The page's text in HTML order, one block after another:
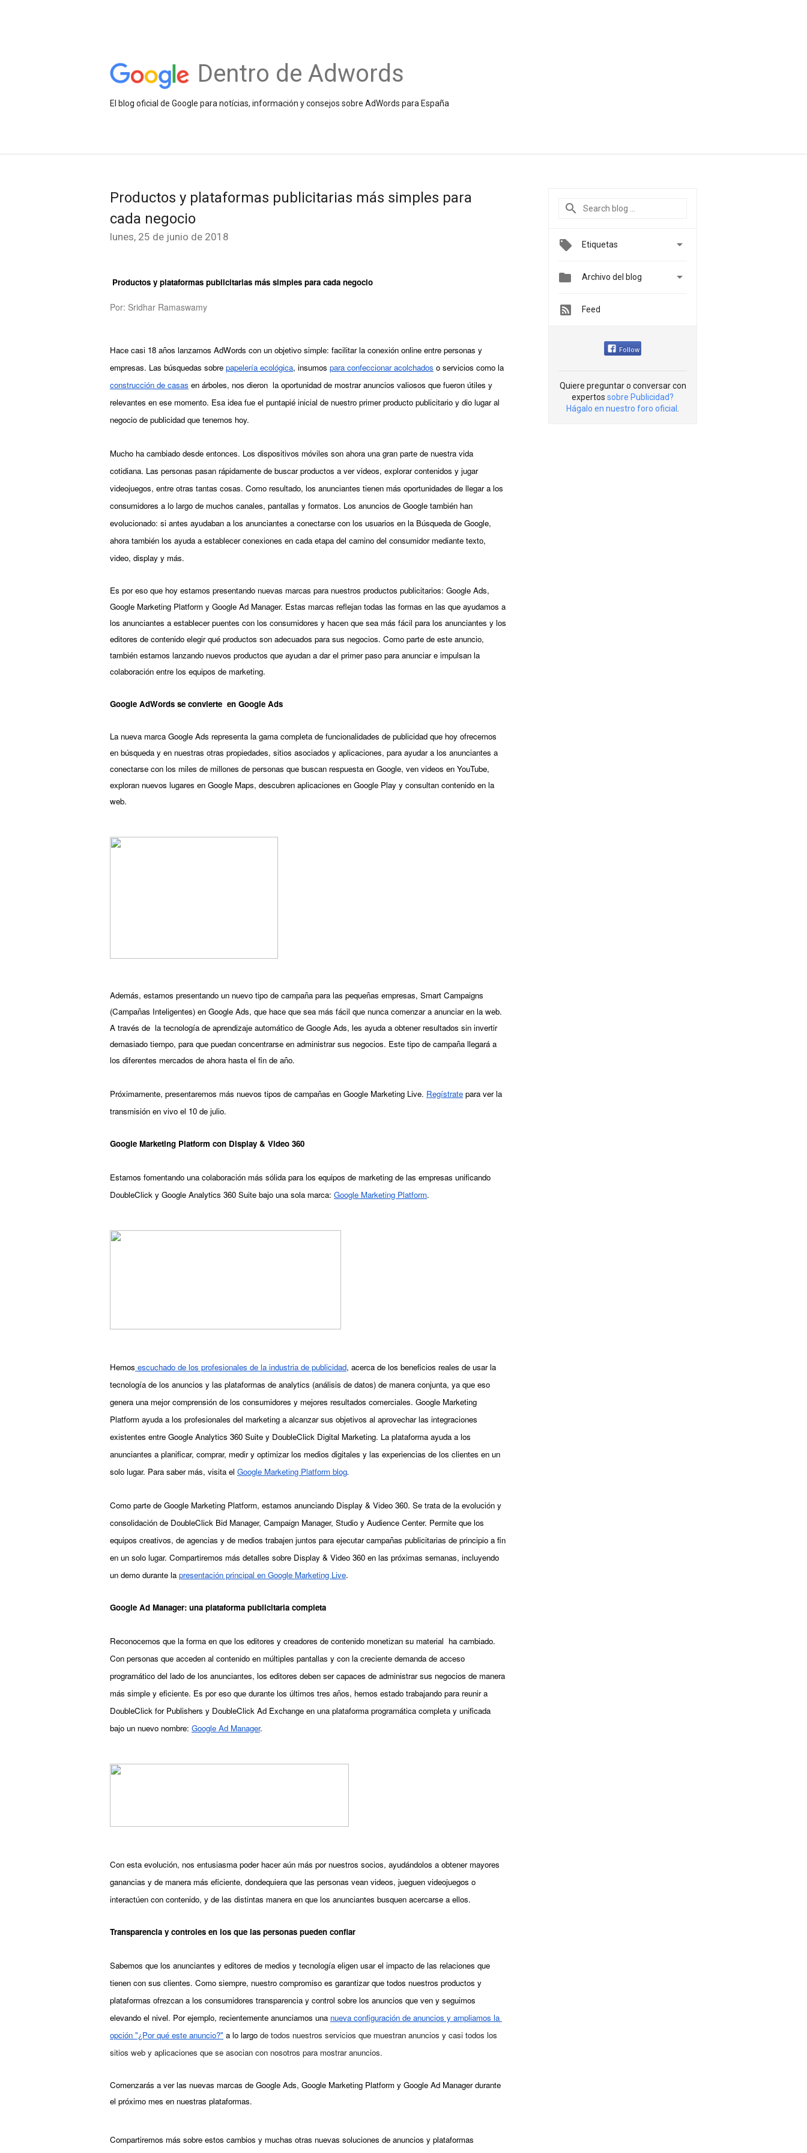
Dentro de Adwords
El blog oficial de Google para notícias, información y consejos sobre AdWords para España
Productos y plataformas publicitarias más simples para
cada negocio
lunes, 25 de junio de 2018
Productos y plataformas publicitarias más simples para cada negocio
Por: Sridhar Ramaswamy
Hace casi 18 años lanzamos AdWords con un objetivo simple: facilitar la conexión online entre personas y
empresas. Las búsquedas sobre papelería ecológica, insumos para confeccionar acolchados o servicios como
la
construcción de casas en árboles, nos dieron  la oportunidad de mostrar anuncios valiosos que fueron útiles y
relevantes en ese momento. Esa idea fue el puntapié inicial de nuestro primer producto publicitario y dio lugar al
negocio de publicidad que tenemos hoy.
Mucho ha cambiado desde entonces. Los dispositivos móviles son ahora una gran parte de nuestra vida
cotidiana. Las personas pasan rápidamente de buscar productos a ver videos, explorar contenidos y jugar
videojuegos, entre otras tantas cosas. Como resultado, los anunciantes tienen más oportunidades de llegar a los
consumidores a lo largo de muchos canales, pantallas y formatos. Los anuncios de Google también han
evolucionado: si antes ayudaban a los anunciantes a conectarse con los usuarios en la Búsqueda de Google,
ahora también los ayuda a establecer conexiones en cada etapa del camino del consumidor mediante texto,
video, display y más.
Es por eso que hoy estamos presentando nuevas marcas para nuestros productos publicitarios: Google Ads,
Google Marketing Platform y Google Ad Manager. Estas marcas reflejan todas las formas en las que ayudamos a
los anunciantes a establecer puentes con los consumidores y hacen que sea más fácil para los anunciantes y los
editores de contenido elegir qué productos son adecuados para sus negocios. Como parte de este anuncio,
también estamos lanzando nuevos productos que ayudan a dar el primer paso para anunciar e impulsan la
colaboración entre los equipos de marketing.
Google AdWords se convierte  en Google Ads
La nueva marca Google Ads representa la gama completa de funcionalidades de publicidad que hoy ofrecemos
en búsqueda y en nuestras otras propiedades, sitios asociados y aplicaciones, para ayudar a los anunciantes a
conectarse con los miles de millones de personas que buscan respuesta en Google, ven videos en YouTube,
exploran nuevos lugares en Google Maps, descubren aplicaciones en Google Play y consultan contenido en la
web.
Además, estamos presentando un nuevo tipo de campaña para las pequeñas empresas, Smart Campaigns
(Campañas Inteligentes) en Google Ads, que hace que sea más fácil que nunca comenzar a anunciar en la web.
A través de  la tecnología de aprendizaje automático de Google Ads, les ayuda a obtener resultados sin invertir
demasiado tiempo, para que puedan concentrarse en administrar sus negocios. Este tipo de campaña llegará a
los diferentes mercados de ahora hasta el fin de año.
Próximamente, presentaremos más nuevos tipos de campañas en Google Marketing Live. Regístrate para ver la
transmisión en vivo el 10 de julio.
Google Marketing Platform con Display & Video 360
Estamos fomentando una colaboración más sólida para los equipos de marketing de las empresas unificando
DoubleClick y Google Analytics 360 Suite bajo una sola marca: Google Marketing Platform.
Hemos escuchado de los profesionales de la industria de publicidad, acerca de los beneficios reales de usar la
tecnología de los anuncios y las plataformas de analytics (análisis de datos) de manera conjunta, ya que eso
genera una mejor comprensión de los consumidores y mejores resultados comerciales. Google Marketing
Platform ayuda a los profesionales del marketing a alcanzar sus objetivos al aprovechar las integraciones
existentes entre Google Analytics 360 Suite y DoubleClick Digital Marketing. La plataforma ayuda a los
anunciantes a planificar, comprar, medir y optimizar los medios digitales y las experiencias de los clientes en un
solo lugar. Para saber más, visita el Google Marketing Platform blog.
Como parte de Google Marketing Platform, estamos anunciando Display & Video 360. Se trata de la evolución y
consolidación de DoubleClick Bid Manager, Campaign Manager, Studio y Audience Center. Permite que los
equipos creativos, de agencias y de medios trabajen juntos para ejecutar campañas publicitarias de principio a fin
en un solo lugar. Compartiremos más detalles sobre Display & Video 360 en las próximas semanas, incluyendo
un demo durante la presentación principal en Google Marketing Live.
Google Ad Manager: una plataforma publicitaria completa
Reconocemos que la forma en que los editores y creadores de contenido monetizan su material  ha cambiado.
Con personas que acceden al contenido en múltiples pantallas y con la creciente demanda de acceso
programático del lado de los anunciantes, los editores deben ser capaces de administrar sus negocios de manera
más simple y eficiente. Es por eso que durante los últimos tres años, hemos estado trabajando para reunir a
DoubleClick for Publishers y DoubleClick Ad Exchange en una plataforma programática completa y unificada
bajo un nuevo nombre: Google Ad Manager.
Con esta evolución, nos entusiasma poder hacer aún más por nuestros socios, ayudándolos a obtener mayores
ganancias y de manera más eficiente, dondequiera que las personas vean videos, jueguen videojuegos o
interactúen con contenido, y de las distintas manera en que los anunciantes busquen acercarse a ellos.
Transparencia y controles en los que las personas pueden confiar
Sabemos que los anunciantes y editores de medios y tecnología eligen usar el impacto de las relaciones que
tienen con sus clientes. Como siempre, nuestro compromiso es garantizar que todos nuestros productos y
plataformas ofrezcan a los consumidores transparencia y control sobre los anuncios que ven y seguimos
elevando el nivel. Por ejemplo, recientemente anunciamos una nueva configuración de anuncios y ampliamos la
opción "¿Por qué este anuncio?" a lo largo de todos nuestros servicios que muestran anuncios y casi todos los
sitios web y aplicaciones que se asocian con nosotros para mostrar anuncios.
Comenzarás a ver las nuevas marcas de Google Ads, Google Marketing Platform y Google Ad Manager durante
el próximo mes en nuestras plataformas.
Compartiremos más sobre estos cambios y muchas otras nuevas soluciones de anuncios y plataformas
Etiquetas 
 Archivo del blog 
Feed
Follow
Quiere preguntar o conversar con
expertos sobre Publicidad?
Hágalo en nuestro foro oficial